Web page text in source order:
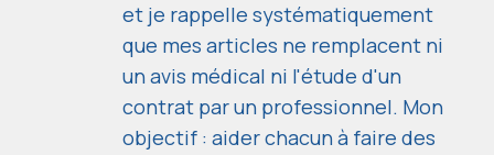
et je rappelle systématiquement
que mes articles ne remplacent ni
un avis médical ni l'étude d'un
contrat par un professionnel. Mon
objectif : aider chacun à faire des